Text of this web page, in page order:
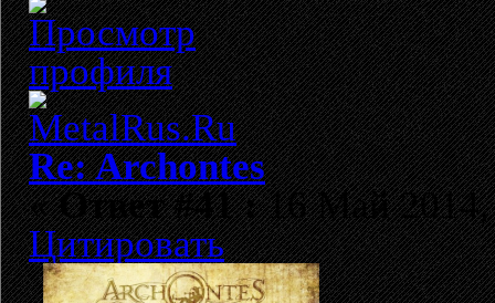
Re: Archontes
«Ответ #41 :16 Май 2014,
Цитировать